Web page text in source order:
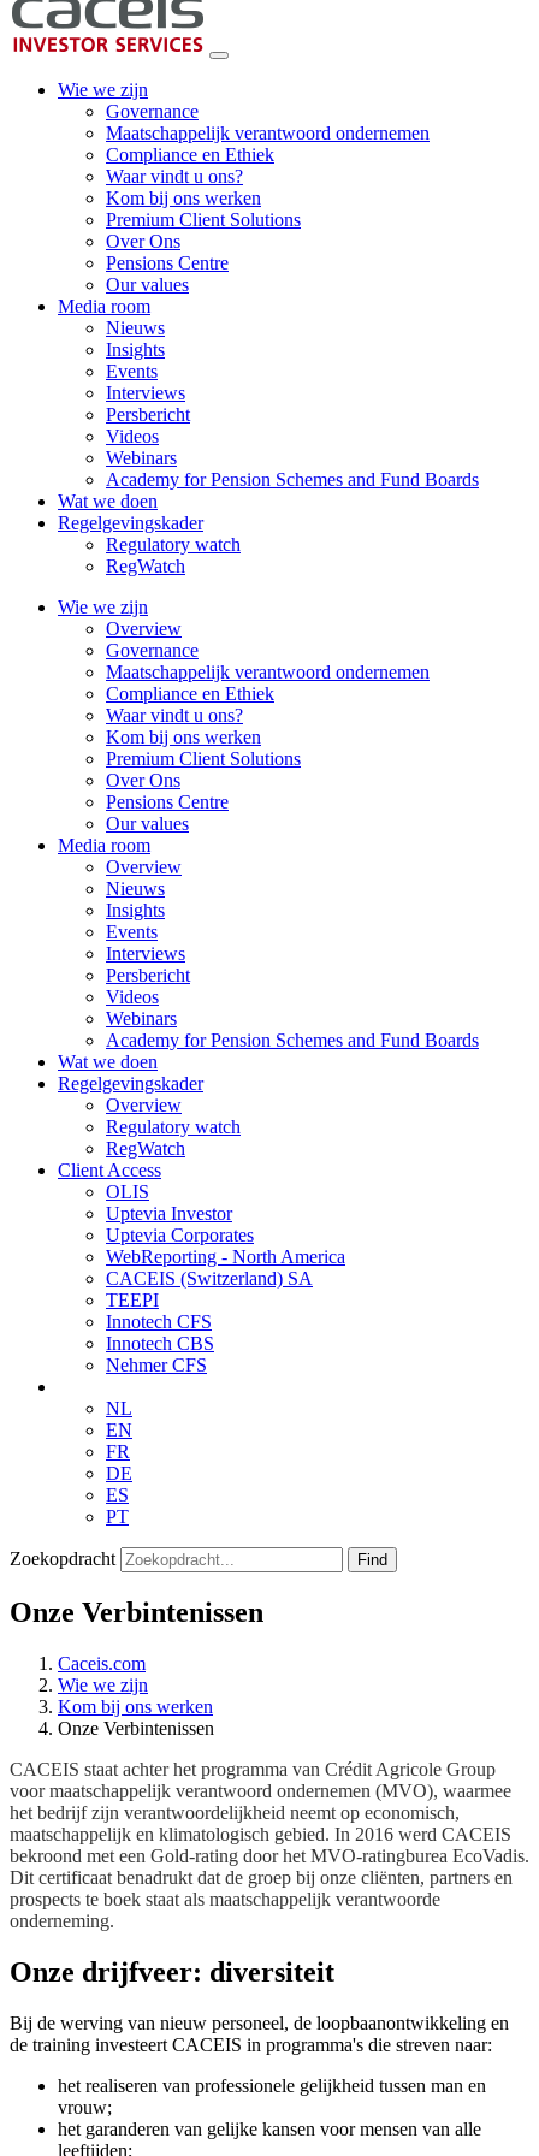
Wie we zijn
Governance
Maatschappelijk verantwoord ondernemen
Compliance en Ethiek
Waar vindt u ons?
Kom bij ons werken
Premium Client Solutions
Over Ons
Pensions Centre
Our values
Media room
Nieuws
Insights
Events
Interviews
Persbericht
Videos
Webinars
Academy for Pension Schemes and Fund Boards
Wat we doen
Regelgevingskader
Regulatory watch
RegWatch
Wie we zijn
Overview
Governance
Maatschappelijk verantwoord ondernemen
Compliance en Ethiek
Waar vindt u ons?
Kom bij ons werken
Premium Client Solutions
Over Ons
Pensions Centre
Our values
Media room
Overview
Nieuws
Insights
Events
Interviews
Persbericht
Videos
Webinars
Academy for Pension Schemes and Fund Boards
Wat we doen
Regelgevingskader
Overview
Regulatory watch
RegWatch
Client Access
OLIS
Uptevia Investor
Uptevia Corporates
WebReporting - North America
CACEIS (Switzerland) SA
TEEPI
Innotech CFS
Innotech CBS
Nehmer CFS
NL
EN
FR
DE
ES
PT
Zoekopdracht Find
Onze Verbintenissen
Caceis.com
Wie we zijn
Kom bij ons werken
Onze Verbintenissen
CACEIS staat achter het programma van Crédit Agricole Group
voor maatschappelijk verantwoord ondernemen (MVO), waarmee
het bedrijf zijn verantwoordelijkheid neemt op economisch,
maatschappelijk en klimatologisch gebied. In 2016 werd CACEIS
bekroond met een Gold-rating door het MVO-ratingburea EcoVadis.
Dit certificaat benadrukt dat de groep bij onze cliënten, partners en
prospects te boek staat als maatschappelijk verantwoorde
onderneming.
Onze drijfveer: diversiteit
Bij de werving van nieuw personeel, de loopbaanontwikkeling en
de training investeert CACEIS in programma's die streven naar:
het realiseren van professionele gelijkheid tussen man en
vrouw;
het garanderen van gelijke kansen voor mensen van alle
leeftijden;